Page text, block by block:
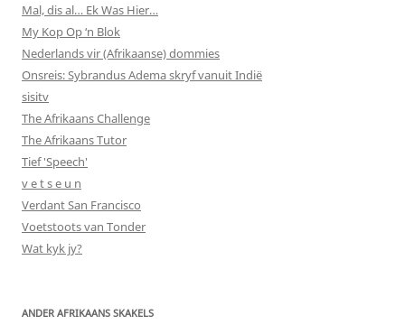
Mal, dis al… Ek Was Hier…
My Kop Op ‘n Blok
Nederlands vir (Afrikaanse) dommies
Onsreis: Sybrandus Adema skryf vanuit Indië
sisitv
The Afrikaans Challenge
The Afrikaans Tutor
Tief 'Speech'
v e t s e u n
Verdant San Francisco
Voetstoots van Tonder
Wat kyk jy?
ANDER AFRIKAANS SKAKELS